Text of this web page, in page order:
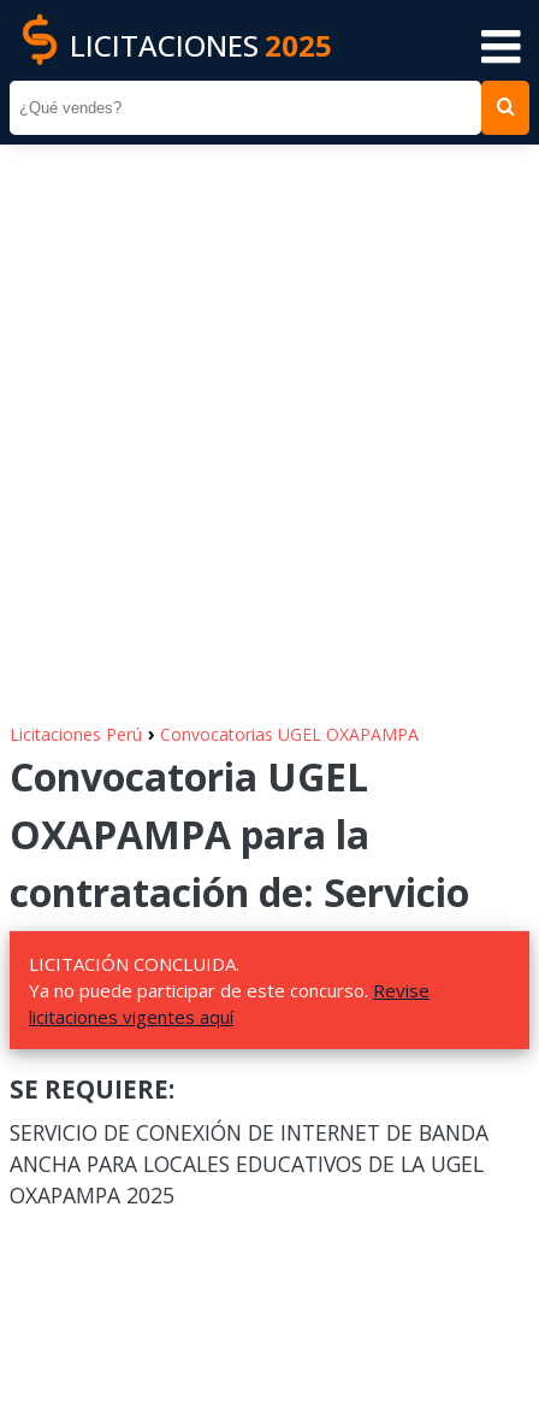
LICITACIONES 2025
Licitaciones Perú › Convocatorias UGEL OXAPAMPA
Convocatoria UGEL
OXAPAMPA para la
contratación de: Servicio
LICITACIÓN CONCLUIDA.
Ya no puede participar de este concurso. Revise
licitaciones vigentes aquí
SE REQUIERE:
SERVICIO DE CONEXIÓN DE INTERNET DE BANDA
ANCHA PARA LOCALES EDUCATIVOS DE LA UGEL
OXAPAMPA 2025